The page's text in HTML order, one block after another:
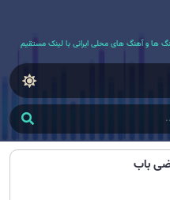
ها و آهنگ های محلی ایرانی با لینک مستقیم
باب